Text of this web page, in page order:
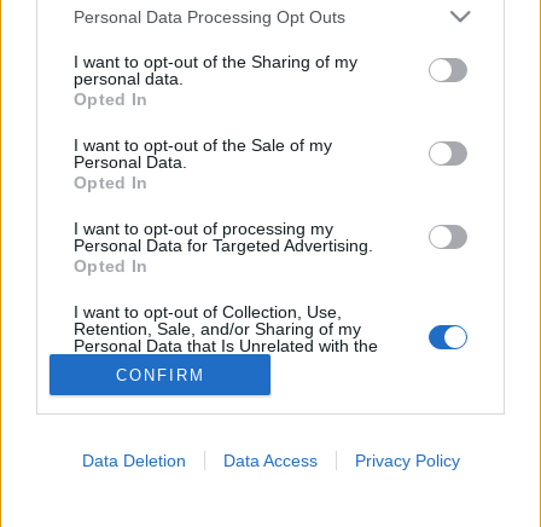
Please note that this website/app uses one or more Google
not limited to your visit or usage behaviour. You may click to
grant or deny consent to Google and its third-party tags to
use your data for below specified purposes in below Google
consent section.
Personal Data Processing Opt Outs
I want to opt-out of the Sharing of my
personal data.
Opted In
I want to opt-out of the Sale of my
Personal Data.
Opted In
I want to opt-out of processing my
Personal Data for Targeted Advertising.
Opted In
I want to opt-out of Collection, Use,
Retention, Sale, and/or Sharing of my
Personal Data that Is Unrelated with the
Purposes for which it was collected.
Opted Out
CONFIRM
Data Deletion Data Access Privacy Policy
Betegségek
2026. május 17. 16:34